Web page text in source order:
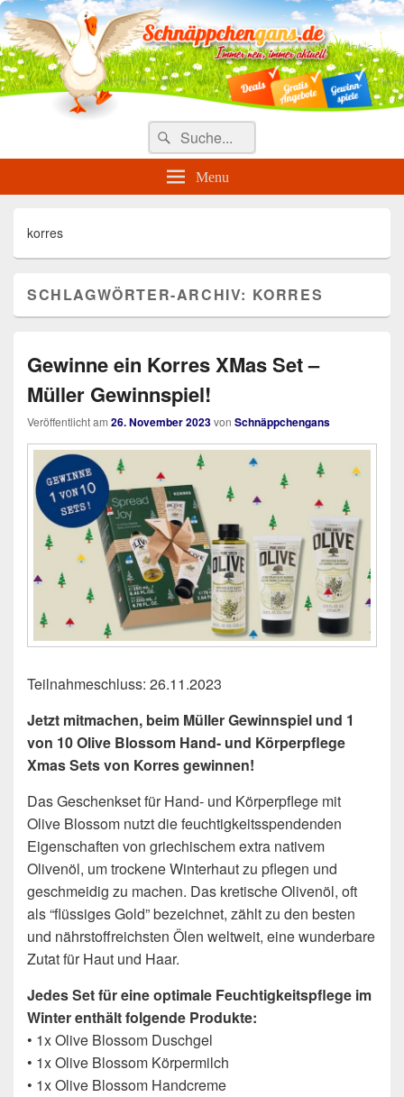
Täglich die besten Gewinnspiele
und Angebote
Search
for:
Suche
Menu
korres
SCHLAGWÖRTER-ARCHIV: KORRES
Gewinne ein Korres XMas Set –
Müller Gewinnspiel!
Veröffentlicht am 26. November 2023von Schnäppchengans
Teilnahmeschluss: 26.11.2023
Jetzt mitmachen, beim Müller Gewinnspiel und 1
von 10 Olive Blossom Hand- und Körperpflege
Xmas Sets von Korres gewinnen!
Das Geschenkset für Hand- und Körperpflege mit
Olive Blossom nutzt die feuchtigkeitsspendenden
Eigenschaften von griechischem extra nativem
Olivenöl, um trockene Winterhaut zu pflegen und
geschmeidig zu machen. Das kretische Olivenöl, oft
als “flüssiges Gold” bezeichnet, zählt zu den besten
und nährstoffreichsten Ölen weltweit, eine wunderbare
Zutat für Haut und Haar.
Jedes Set für eine optimale Feuchtigkeitspflege im
Winter enthält folgende Produkte:
• 1x Olive Blossom Duschgel
• 1x Olive Blossom Körpermilch
• 1x Olive Blossom Handcreme